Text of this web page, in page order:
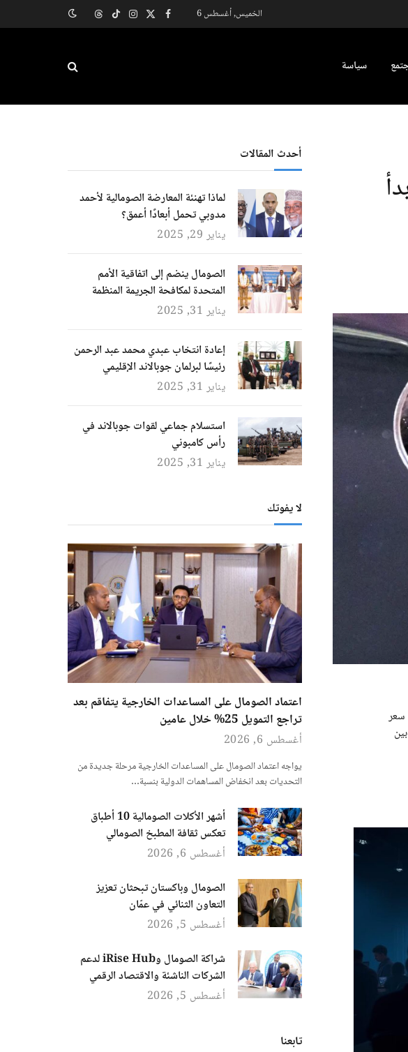
الخميس, أغسطس 6 فيسبوك
X
الانستغرام
تيكتوكThreads
سياسة
سعر
بين
أحدث المقالات
لماذا تهنئة المعارضة الصومالية لأحمد
مدوبي تحمل أبعادًا أعمق؟
يناير 29, 2025
الصومال ينضم إلى اتفاقية الأمم
المتحدة لمكافحة الجريمة المنظمة
يناير 31, 2025
إعادة انتخاب عبدي محمد عبد الرحمن
رئيسًا لبرلمان جوبالاند الإقليمي
يناير 31, 2025
استسلام جماعي لقوات جوبالاند في
رأس كامبوني
يناير 31, 2025
لا يفوتك
اعتماد الصومال على المساعدات الخارجية يتفاقم بعد
تراجع التمويل 25% خلال عامين
أغسطس 6, 2026
يواجه اعتماد الصومال على المساعدات الخارجية مرحلة جديدة من
التحديات بعد انخفاض المساهمات الدولية بنسبة…
أشهر الأكلات الصومالية 10 أطباق
تعكس ثقافة المطبخ الصومالي
أغسطس 6, 2026
الصومال وباكستان تبحثان تعزيز
التعاون الثنائي في عمّان
أغسطس 5, 2026
شراكة الصومال وiRise Hub لدعم
الشركات الناشئة والاقتصاد الرقمي
أغسطس 5, 2026
تابعنا